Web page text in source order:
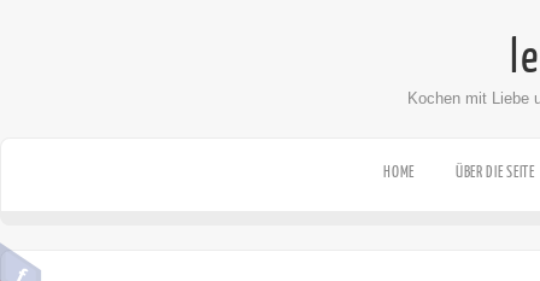
Kochen mit Liebe
HOME ÜBER DIE SEITE